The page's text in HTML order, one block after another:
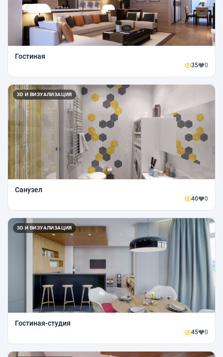
Гостиная
35 0
3D И ВИЗУАЛИЗАЦИЯ
Санузел
40 0
3D И ВИЗУАЛИЗАЦИЯ
Гостиная-студия
45 0